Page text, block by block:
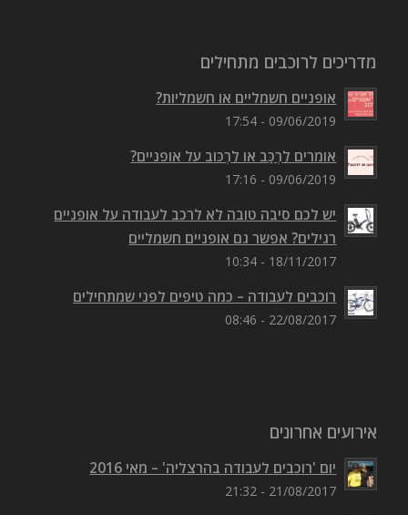
מדריכים לרוכבים מתחילים
אופניים חשמליים או חשמליות?
09/06/2019 - 17:54
אומרים לִרְכַּב או לִרְכּוב על אופניים?
09/06/2019 - 17:16
יש לכם סיבה טובה לא לרכב לעבודה על אופניים
רגילים? אפשר גם אופניים חשמליים
18/11/2017 - 10:34
רוכבים לעבודה – כמה טיפים לפני שמתחילים
22/08/2017 - 08:46
אירועים אחרונים
יום 'רוכבים לעבודה בהרצליה' – מאי 2016
21/08/2017 - 21:32